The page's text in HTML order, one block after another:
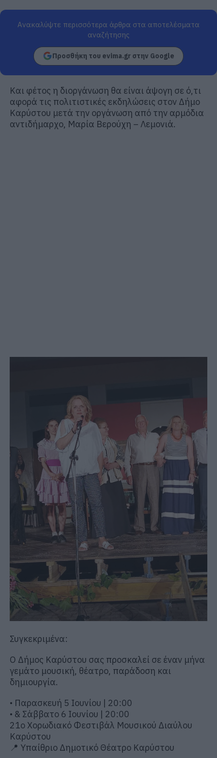
Ανακαλύψτε περισσότερα άρθρα στα αποτελέσματα
αναζήτησης
Προσθήκη του evima.gr στην Google
Και φέτος η διοργάνωση θα είναι άψογη σε ό,τι
αφορά τις πολιτιστικές εκδηλώσεις στον Δήμο
Καρύστου μετά την οργάνωση από την αρμόδια
αντιδήμαρχο, Μαρία Βερούχη – Λεμονιά.
Συγκεκριμένα:
Ο Δήμος Καρύστου σας προσκαλεί σε έναν μήνα
γεμάτο μουσική, θέατρο, παράδοση και
δημιουργία.
• Παρασκευή 5 Ιουνίου | 20:00
• & Σάββατο 6 Ιουνίου | 20:00
21ο Χορωδιακό Φεστιβάλ Μουσικού Διαύλου
Καρύστου
📍 Υπαίθριο Δημοτικό Θέατρο Καρύστου